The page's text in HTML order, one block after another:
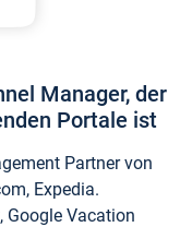
Manager, der
Portale ist
Partner von
Expedia.
Google Vacation